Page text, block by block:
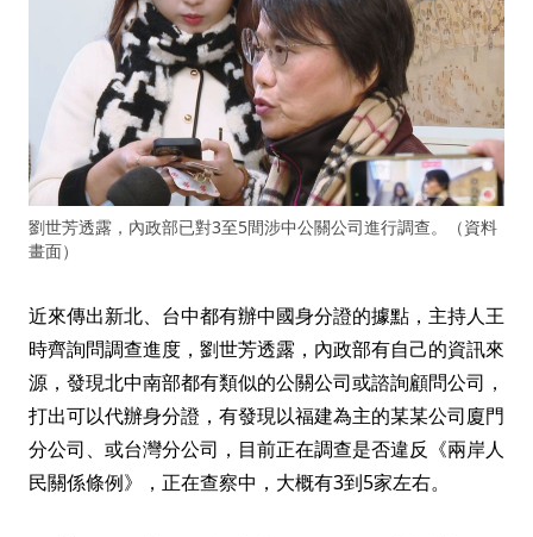
劉世芳透露，內政部已對3至5間涉中公關公司進行調查。（資料
畫面）
近來傳出新北、台中都有辦中國身分證的據點，主持人王
時齊詢問調查進度，劉世芳透露，內政部有自己的資訊來
源，發現北中南部都有類似的公關公司或諮詢顧問公司，
打出可以代辦身分證，有發現以福建為主的某某公司廈門
分公司、或台灣分公司，目前正在調查是否違反《兩岸人
民關係條例》，正在查察中，大概有3到5家左右。